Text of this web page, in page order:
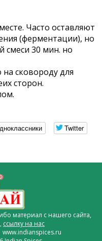
Часто оставляют
(ферментации), но
смеси 30 мин. но
сковороду для
сторон.
Twitter
материал с нашего сайта,
ссылку на нас